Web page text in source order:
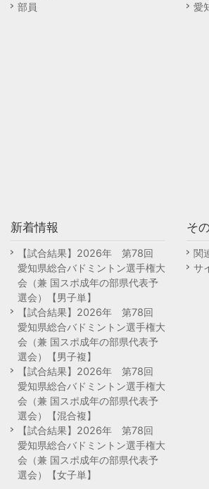
部員
愛
新着情報
【試合結果】2026年 第78回
愛知県総合バドミントン選手権大
会（兼 国スポ成年の部県代表予
選会）【男子単】
【試合結果】2026年 第78回
愛知県総合バドミントン選手権大
会（兼 国スポ成年の部県代表予
選会）【男子複】
【試合結果】2026年 第78回
愛知県総合バドミントン選手権大
会（兼 国スポ成年の部県代表予
選会）【混合複】
【試合結果】2026年 第78回
愛知県総合バドミントン選手権大
会（兼 国スポ成年の部県代表予
選会）【女子単】
そ
関
サ